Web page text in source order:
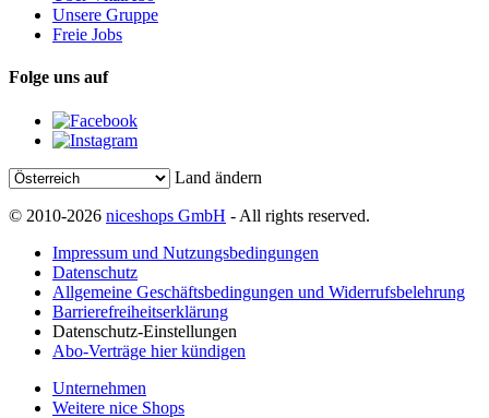
Unsere Gruppe
Freie Jobs
Folge uns auf
Land ändern
© 2010-2026 niceshops GmbH - All rights reserved.
Impressum und Nutzungsbedingungen
Datenschutz
Allgemeine Geschäftsbedingungen und Widerrufsbelehrung
Barrierefreiheitserklärung
Datenschutz-Einstellungen
Abo-Verträge hier kündigen
Unternehmen
Weitere nice Shops